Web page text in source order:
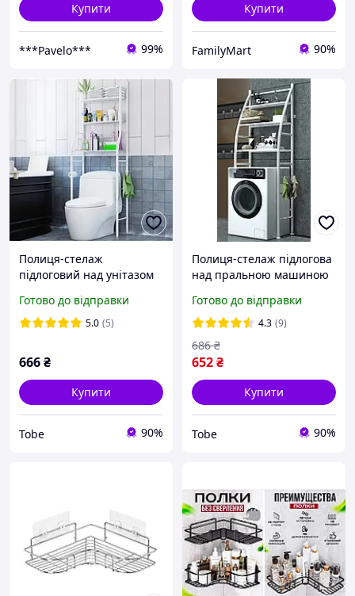
Купити
***Pavelo*** 99%
Купити
FamilyMart 90%
Полиця-стелаж
підлоговий над унітазом
Готово до відправки
5.0 (5)
666₴
Купити
Tobe 90%
Полиця-стелаж підлогова
над пральною машиною
Готово до відправки
4.3 (9)
652₴
686 ₴
Купити
Tobe 90%